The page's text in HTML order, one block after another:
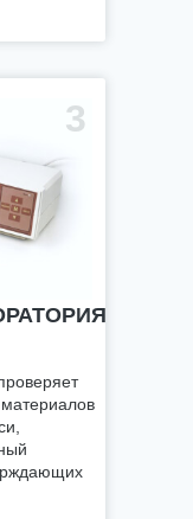
3